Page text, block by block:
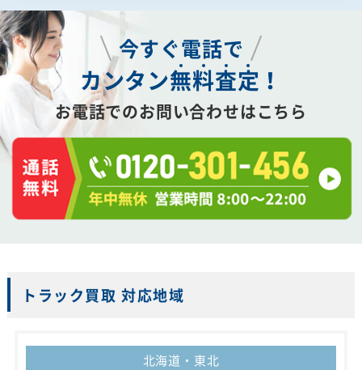
今すぐ電話で
カンタン無料査定 ！
お電話でのお問い合わせはこちら
トラック買取 対応地域
北海道・東北